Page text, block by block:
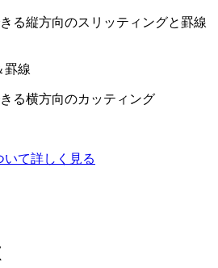
罫線
て詳しく見る